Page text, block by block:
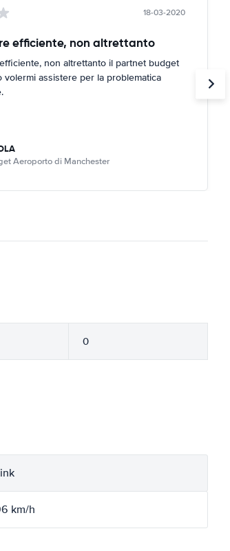
18-03-2020
efficiente, non altrettanto
non altrettanto il partnet budget
volermi assistere per la problematica
Aeroporto di Manchester
0
km/h